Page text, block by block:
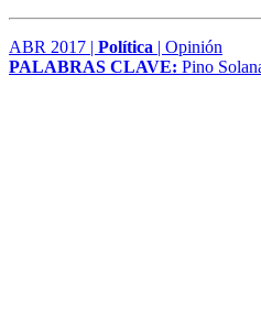
ABR 2017 | Política | Opinión
PALABRAS CLAVE: Pino